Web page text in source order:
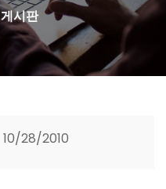
게시판
10/28/2010